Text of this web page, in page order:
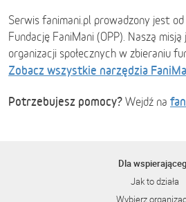
Serwis fanimani.pl prowadzony jest
Fundację FaniMani (OPP). Naszą
organizacji społecznych w zbieraniu
Zobacz wszystkie narzędzia
Potrzebujesz pomocy? Wejdź na
Dla
Jak to działa
Wybierz